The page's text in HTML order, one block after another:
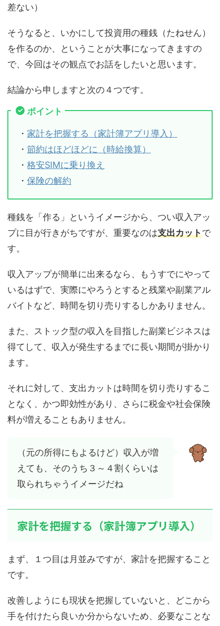
差ない）
そうなると、いかにして投資用の種銭（たねせん）
を作るのか、ということが大事になってきますの
で、今回はその観点でお話をしたいと思います。
結論から申しますと次の４つです。
ポイント
・ 家計を把握する（家計簿アプリ導入）
・ 節約はほどほどに（時給換算）
・ 格安SIMに乗り換え
・ 保険の解約
種銭を「作る」というイメージから、つい収入アッ
プに目が行きがちですが、重要なのは支出カットで
す。
収入アップが簡単に出来るなら、もうすでにやって
いるはずで、実際にやろうとすると残業や副業アル
バイトなど、時間を切り売りするしかありません。
また、ストック型の収入を目指した副業ビジネスは
得てして、収入が発生するまでに長い期間が掛かり
ます。
それに対して、支出カットは時間を切り売りするこ
となく、かつ即効性があり、さらに税金や社会保険
料が増えることもありません。
（元の所得にもよるけど）収入が増
えても、そのうち３～４割くらいは
取られちゃうイメージだね
家計を把握する（家計簿アプリ導入）
まず、１つ目は月並みですが、家計を把握すること
です。
改善しようにも現状を把握していないと、どこから
手を付けたら良いか分からないため、必要なことな